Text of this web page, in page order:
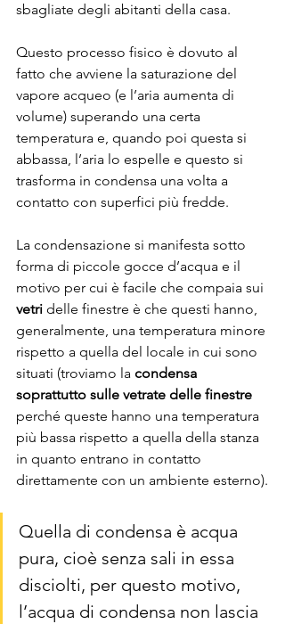
sbagliate degli abitanti della casa.
Questo processo fisico è dovuto al
fatto che avviene la saturazione del
vapore acqueo (e l’aria aumenta di
volume) superando una certa
temperatura e, quando poi questa si
abbassa, l’aria lo espelle e questo si
trasforma in condensa una volta a
contatto con superfici più fredde.
La condensazione si manifesta sotto
forma di piccole gocce d’acqua e il
motivo per cui è facile che compaia sui
vetri delle finestre è che questi hanno,
generalmente, una temperatura minore
rispetto a quella del locale in cui sono
situati (troviamo la condensa
soprattutto sulle vetrate delle finestre
perché queste hanno una temperatura
più bassa rispetto a quella della stanza
in quanto entrano in contatto
direttamente con un ambiente esterno).
Quella di condensa è acqua
pura, cioè senza sali in essa
disciolti, per questo motivo,
l’acqua di condensa non lascia